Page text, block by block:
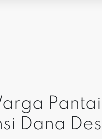
Dana